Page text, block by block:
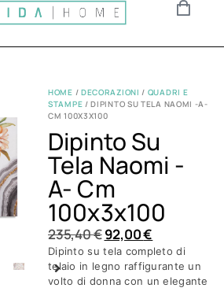
HOME / DECORAZIONI / QUADRI E
STAMPE / DIPINTO SU TELA NAOMI -A-
CM 100X3X100
Dipinto Su
Tela Naomi -
A- Cm
100x3x100
235,40€92,00€
Dipinto su tela completo di
telaio in legno raffigurante un
volto di donna con un elegante